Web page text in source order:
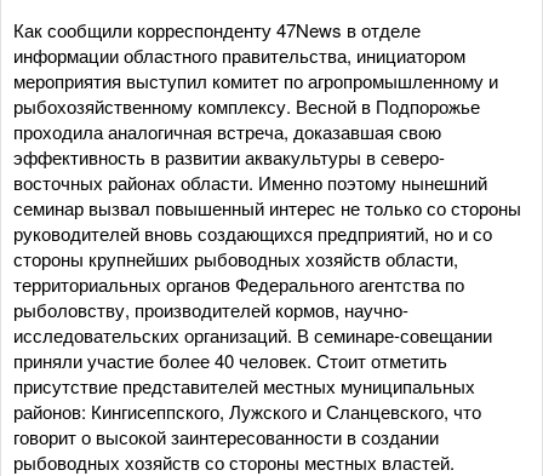
Как сообщили корреспонденту 47News в отделе
информации областного правительства, инициатором
мероприятия выступил комитет по агропромышленному и
рыбохозяйственному комплексу. Весной в Подпорожье
проходила аналогичная встреча, доказавшая свою
эффективность в развитии аквакультуры в северо-
восточных районах области. Именно поэтому нынешний
семинар вызвал повышенный интерес не только со стороны
руководителей вновь создающихся предприятий, но и со
стороны крупнейших рыбоводных хозяйств области,
территориальных органов Федерального агентства по
рыболовству, производителей кормов, научно-
исследовательских организаций. В семинаре-совещании
приняли участие более 40 человек. Стоит отметить
присутствие представителей местных муниципальных
районов: Кингисеппского, Лужского и Сланцевского, что
говорит о высокой заинтересованности в создании
рыбоводных хозяйств со стороны местных властей.